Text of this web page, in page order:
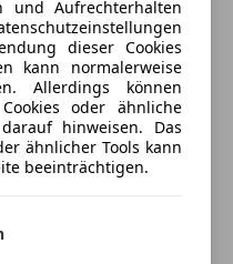
& Co
und Aufrechterhalten
dieser Cookies
kann normalerweise
Allerdings können
oder ähnliche
hinweisen. Das
ähnlicher Tools kann
beeinträchtigen.